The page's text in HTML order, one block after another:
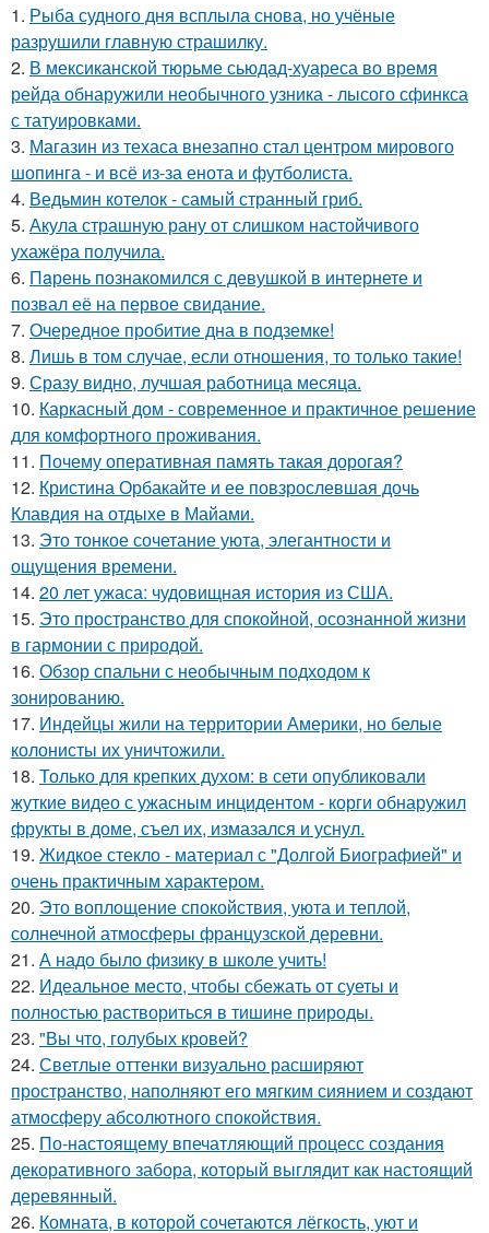
1. Рыба судного дня всплыла снова, но учёные
разрушили главную страшилку.
2. В мексиканской тюрьме сьюдад-хуареса во время
рейда обнаружили необычного узника - лысого сфинкса
с татуировками.
3. Магазин из техаса внезапно стал центром мирового
шопинга - и всё из-за енота и футболиста.
4. Ведьмин котелок - самый странный гриб.
5. Акула страшную рану от слишком настойчивого
ухажёра получила.
6. Пaрень познакомился с девушкой в интернете и
позвал её на первое свидание.
7. Очередное пробитие дна в подземке!
8. Лишь в том случае, если отношения, то только такие!
9. Сразу видно, лучшая работница месяца.
10. Каркасный дом - современное и практичное решение
для комфортного проживания.
11. Почему оперативная память такая дорогая?
12. Кристина Орбакайте и ее повзрослевшая дочь
Клавдия на отдыхе в Майами.
13. Это тонкое сочетание уюта, элегантности и
ощущения времени.
14. 20 лет ужаса: чудовищная история из США.
15. Это пространство для спокойной, осознанной жизни
в гармонии с природой.
16. Обзор спальни с необычным подходом к
зонированию.
17. Индейцы жили на территории Америки, но белые
колонисты их уничтожили.
18. Только для крепких духом: в сети опубликовали
жуткие видео с ужасным инцидентом - корги обнаружил
фрукты в доме, съел их, измазался и уснул.
19. Жидкое стекло - материал с "Долгой Биографией" и
очень практичным характером.
20. Это воплощение спокойствия, уюта и теплой,
солнечной атмосферы французской деревни.
21. А надо было физику в школе учить!
22. Идеальное место, чтобы сбежать от суеты и
полностью раствориться в тишине природы.
23. "Вы что, голубых кровей?
24. Светлые оттенки визуально расширяют
пространство, наполняют его мягким сиянием и создают
атмосферу абсолютного спокойствия.
25. По-настоящему впечатляющий процесс создания
декоративного забора, который выглядит как настоящий
деревянный.
26. Комната, в которой сочетаются лёгкость, уют и